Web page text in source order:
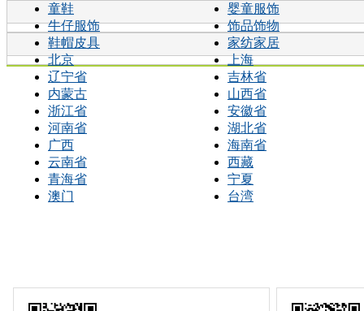
童鞋
婴童服饰
牛仔服饰
饰品饰物
鞋帽皮具
家纺家居
北京
上海
辽宁省
吉林省
内蒙古
山西省
浙江省
安徽省
河南省
湖北省
广西
海南省
云南省
西藏
青海省
宁夏
澳门
台湾